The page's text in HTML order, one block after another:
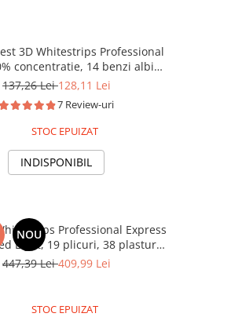
3D Whitestrips Professional
concentratie, 14 benzi albire
albire 6, aplicare 45 min,
137,26 Lei128,11 Lei
7 Review-uri
STOC EPUIZAT
INDISPONIBIL
NOU
Professional Express
Light, 19 plicuri, 38 plasturi,
concentratie 10%, nivel albire
447,39 Lei409,99 Lei
STOC EPUIZAT